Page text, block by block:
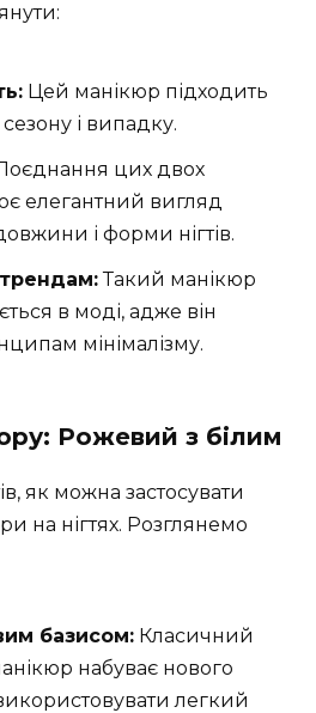
Цей манікюр підходить
і випадку.
цих двох
елегантний вигляд
і форми нігтів.
трендам:Такий манікюр
в моді, адже він
мінімалізму.
Рожевий з білим
як можна застосувати
на нігтях. Розглянемо
базисом: Класичний
набуває нового
легкий